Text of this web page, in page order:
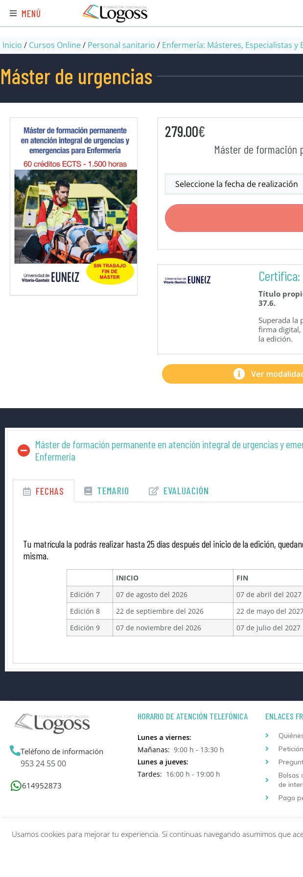
MENÚ
Inicio / Cursos Online/ Personal sanitario / Enfermería: Másteres, Especialistas y
Máster de urgencias
279.00€
Máster de formación
Certifica:
Título
37.6.
Superada la
firma digital,
la edición.
Ver
Máster de formación permanente en atención integral de urgencias y
Enfermería
FECHAS TEMARIO EVALUACIÓN
Tu matrícula la podrás realizar hasta 25 días después del inicio de la edición,
misma.
INICIO
FIN
Edición 7
07 de agosto del 2026
07 de abril del 2027
Edición 8
22 de septiembre del 2026
22 de mayo del
Edición 9
07 de noviembre del 2026 07 de julio del 2027
Teléfono de información
953 24 55 00
614952873
HORARIO DE ATENCIÓN TELEFÓNICA
Lunes a viernes:
Mañanas: 9:00 h - 13:30 h
Lunes a jueves:
Tardes: 16:00 h - 19:00 h
ENLACES
Bolsas
de
Pago
Copyright
Usamos cookies para mejorar tu experiencia. Si continuas navegando asumimos que